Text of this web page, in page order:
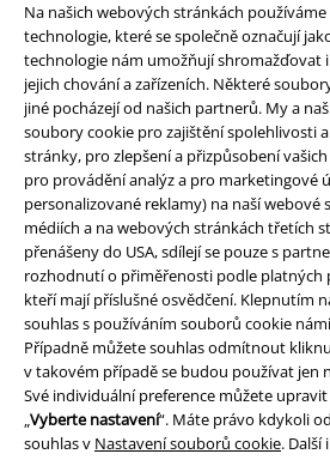
Na našich webových stránkách
technologie, které se společně označují
technologie nám umožňují shromažďovat
jejich chování a zařízeních. Některé
jiné pocházejí od našich partnerů. My a
soubory cookie pro zajištění spolehlivosti
stránky, pro zlepšení a přizpůsobení
pro provádění analýz a pro marketingové
personalizované reklamy) na naší webové
médiích a na webových stránkách třetích
přenášeny do USA, sdílejí se pouze s
rozhodnutí o přiměřenosti podle platných
kteří mají příslušné osvědčení. Klepnutím
souhlas s používáním souborů cookie
Případně můžete souhlas odmítnout
v takovém případě se budou používat jen
Své individuální preference můžete
„Vyberte nastavení“. Máte právo kdykoli
souhlas v Nastavení souborů cookie. Další
Balíkovna
EMP
Stáhněte si novou EMP aplikaci zdarma
funkce a výhody!
A Warner Music